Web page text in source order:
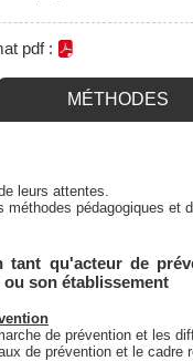
pdf :
MÉTHODES
leurs attentes.
pédagogiques et
tant qu'acteur de
son établissement
de prévention et les
de prévention et le cadre